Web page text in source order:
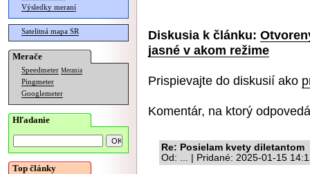
Výsledky meraní
Satelitná mapa SR
Merače
Speedmeter Merania
Pingmeter
Googlemeter
Hľadanie
Top články
Diskusia k článku:
jasné v akom režime
Prispievajte do diskusií ako
Komentár, na ktorý
Re: Posielam kvety diletantom
Od: ... | Pridané: 2025-01-15